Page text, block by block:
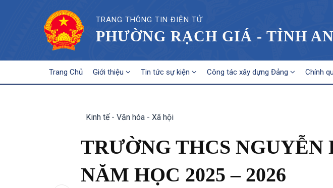
TRANG THÔNG TIN ĐIỆN TỬ
PHƯỜNG RẠCH GIÁ - TỈNH
NAVIGATION
Trang Chủ Giới thiệu Tin tức sự kiện Công tác xây dựng Đảng Chính
Kinh tế - Văn hóa - Xã hội
TRƯỜNG THCS NGUYỄN
NĂM HỌC 2025 – 2026